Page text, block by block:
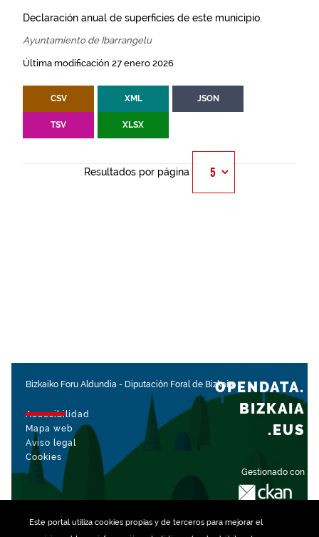
Este portal utiliza cookiespropias y de terceros para mejorar el
Declaración anual de superficies de este municipio.
Ayuntamiento de Ibarrangelu
Última modificación 27 enero 2026
CSV XML JSON
TSV XLSX
Resultados por página
Bizkaiko Foru Aldundia - Diputación Foral de Bizkaia
Accesibilidad
Mapa web
Aviso legal
Cookies
Gestionado con
OPENDATA.
BIZKAIA
.EUS